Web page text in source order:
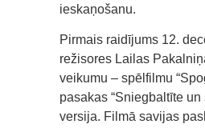
ieskaņošanu.
Pirmais raidījums 12.
režisores Lailas
veikumu – spēlfilmu
pasakas “Sniegbaltīte un
versija. Filmā savijas